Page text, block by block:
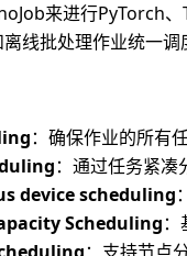
来进行PyTorch
线批处理作业统一
：确保作业的所有
：通过任务紧凑
device scheduling
Scheduling